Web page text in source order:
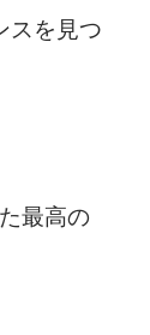
スを見つ
最高の